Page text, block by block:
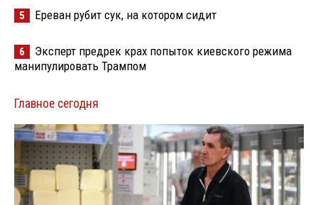
5 Ереван рубит сук, на котором сидит
6
Эксперт предрек крах попыток киевского режима
манипулировать Трампом
Главное сегодня